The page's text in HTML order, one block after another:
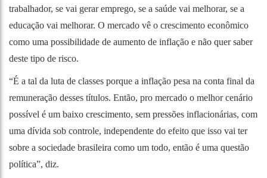
trabalhador, se vai gerar emprego, se a saúde vai melhorar, se a
educação vai melhorar. O mercado vê o crescimento econômico
como uma possibilidade de aumento de inflação e não quer saber
deste tipo de risco.
“É a tal da luta de classes porque a inflação pesa na conta final da
remuneração desses títulos. Então, pro mercado o melhor cenário
possível é um baixo crescimento, sem pressões inflacionárias, com
uma dívida sob controle, independente do efeito que isso vai ter
sobre a sociedade brasileira como um todo, então é uma questão
política”, diz.